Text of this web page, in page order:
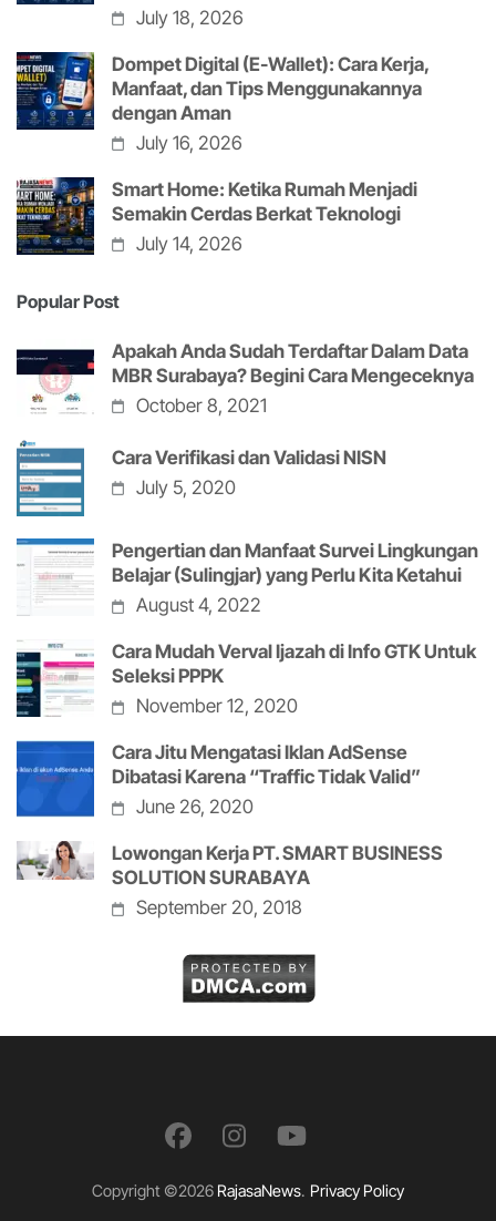
July 18, 2026
Dompet Digital (E-Wallet): Cara Kerja,
Manfaat, dan Tips Menggunakannya
dengan Aman
July 16, 2026
Smart Home: Ketika Rumah Menjadi
Semakin Cerdas Berkat Teknologi
July 14, 2026
Popular Post
Apakah Anda Sudah Terdaftar Dalam Data
MBR Surabaya? Begini Cara Mengeceknya
October 8, 2021
Cara Verifikasi dan Validasi NISN
July 5, 2020
Pengertian dan Manfaat Survei Lingkungan
Belajar (Sulingjar) yang Perlu Kita Ketahui
August 4, 2022
Cara Mudah Verval Ijazah di Info GTK Untuk
Seleksi PPPK
November 12, 2020
Cara Jitu Mengatasi Iklan AdSense
Dibatasi Karena “Traffic Tidak Valid”
June 26, 2020
Lowongan Kerja PT. SMART BUSINESS
SOLUTION SURABAYA
September 20, 2018
Copyright ©2026 RajasaNews. Privacy Policy